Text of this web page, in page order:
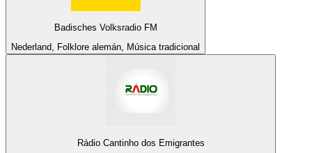
Badisches Volksradio FM
Nederland, Folklore alemán, Música tradicional
Rádio Cantinho dos Emigrantes